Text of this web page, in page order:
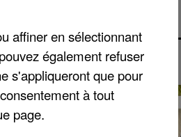
les terres
pas
avant
GAGNER
affiner en sélectionnant
également refuser
s'appliqueront que pour
à tout
page.